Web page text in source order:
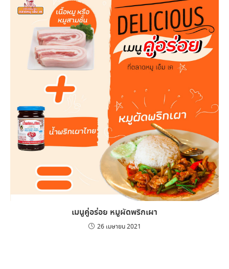
เมนูคู่อร่อย หมูผัดพริกเผา
26 เมษายน 2021